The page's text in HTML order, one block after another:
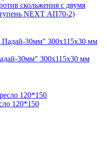
скольжения с двумя
NEXT АП70-2)
30мм" 300х115х30 мм
120*150